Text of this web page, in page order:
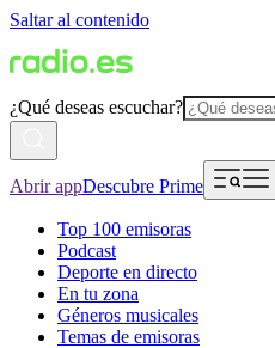
Saltar al contenido
¿Qué deseas escuchar?
Abrir appDescubre Prime
Top 100 emisoras
Podcast
Deporte en directo
En tu zona
Géneros musicales
Temas de emisoras